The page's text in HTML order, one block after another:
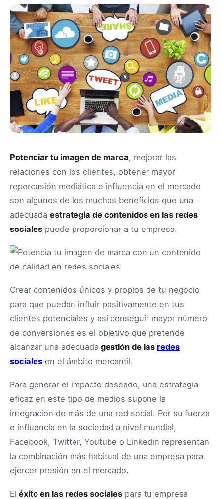
Potenciar tu imagen de marca, mejorar las
relaciones con los clientes, obtener mayor
repercusión mediática e influencia en el mercado
son algunos de los muchos beneficios que una
adecuada estrategia de contenidos en las redes
sociales puede proporcionar a tu empresa.
Crear contenidos únicos y propios de tu negocio
para que puedan influir positivamente en tus
clientes potenciales y así conseguir mayor número
de conversiones es el objetivo que pretende
alcanzar una adecuada gestión de las redes
sociales en el ámbito mercantil.
Para generar el impacto deseado, una estrategia
eficaz en este tipo de medios supone la
integración de más de una red social. Por su fuerza
e influencia en la sociedad a nivel mundial,
Facebook, Twitter, Youtube o Linkedin representan
la combinación más habitual de una empresa para
ejercer presión en el mercado.
El éxito en las redes sociales para tu empresa